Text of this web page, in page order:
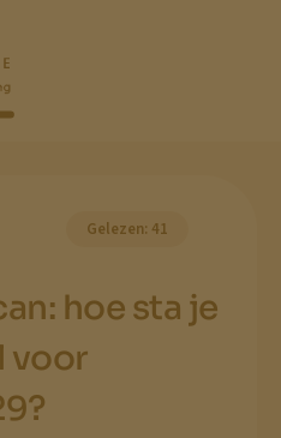
Gelezen: 41
hoe sta je
voor